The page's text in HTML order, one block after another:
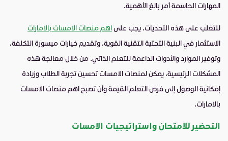
المهارات الحاسمة أمر بالغ الأهمية.
للتغلب على هذه التحديات، يجب علىاهم منصات الامسات بالامارات
الاستثمار في البنية التحتية التقنية القوية، وتقديم خيارات ميسورة التكلفة،
وتوفير الموارد والأدوات الداعمة للتعلم الذاتي. من خلال معالجة هذه
المشكلات الرئيسية، يمكن لمنصات الامسات تحسين تجربة الطلاب وزيادة
إمكانية الوصول إلى فرص التعلم القيمة وأن تصبح اهم منصات الامسات
بالامارات.
التحضير للامتحان واستراتيجيات الامسات